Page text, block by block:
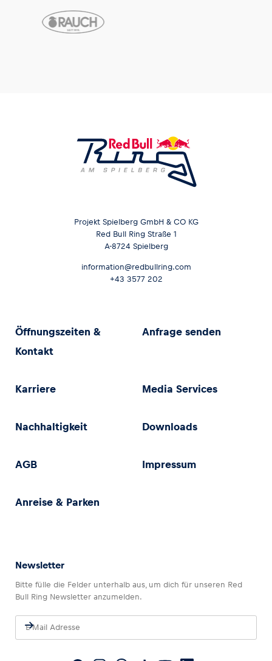
Projekt Spielberg GmbH & CO KG
Red Bull Ring Straße 1
A-8724 Spielberg
information@redbullring.com
+43 3577 202
Öffnungszeiten &
Kontakt
Anfrage senden
Karriere Media Services
Nachhaltigkeit Downloads
AGB Impressum
Anreise & Parken
Newsletter
Bitte fülle die Felder unterhalb aus, um dich für unseren Red
Bull Ring Newsletter anzumelden.